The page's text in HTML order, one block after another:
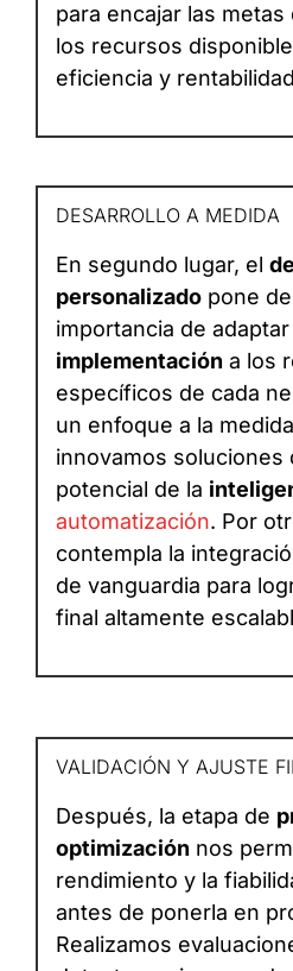
para encajar las
los recursos
eficiencia y
DESARROLLO A MEDIDA
En segundo lugar, el
personalizado pone
importancia de adaptar
implementación a los
específicos de cada
un enfoque a la
innovamos soluciones
potencial de la
automatización. Por
contempla la
de vanguardia para
final altamente
VALIDACIÓN Y AJUSTE
Después, la etapa de
optimización nos
rendimiento y la
antes de ponerla en
Realizamos